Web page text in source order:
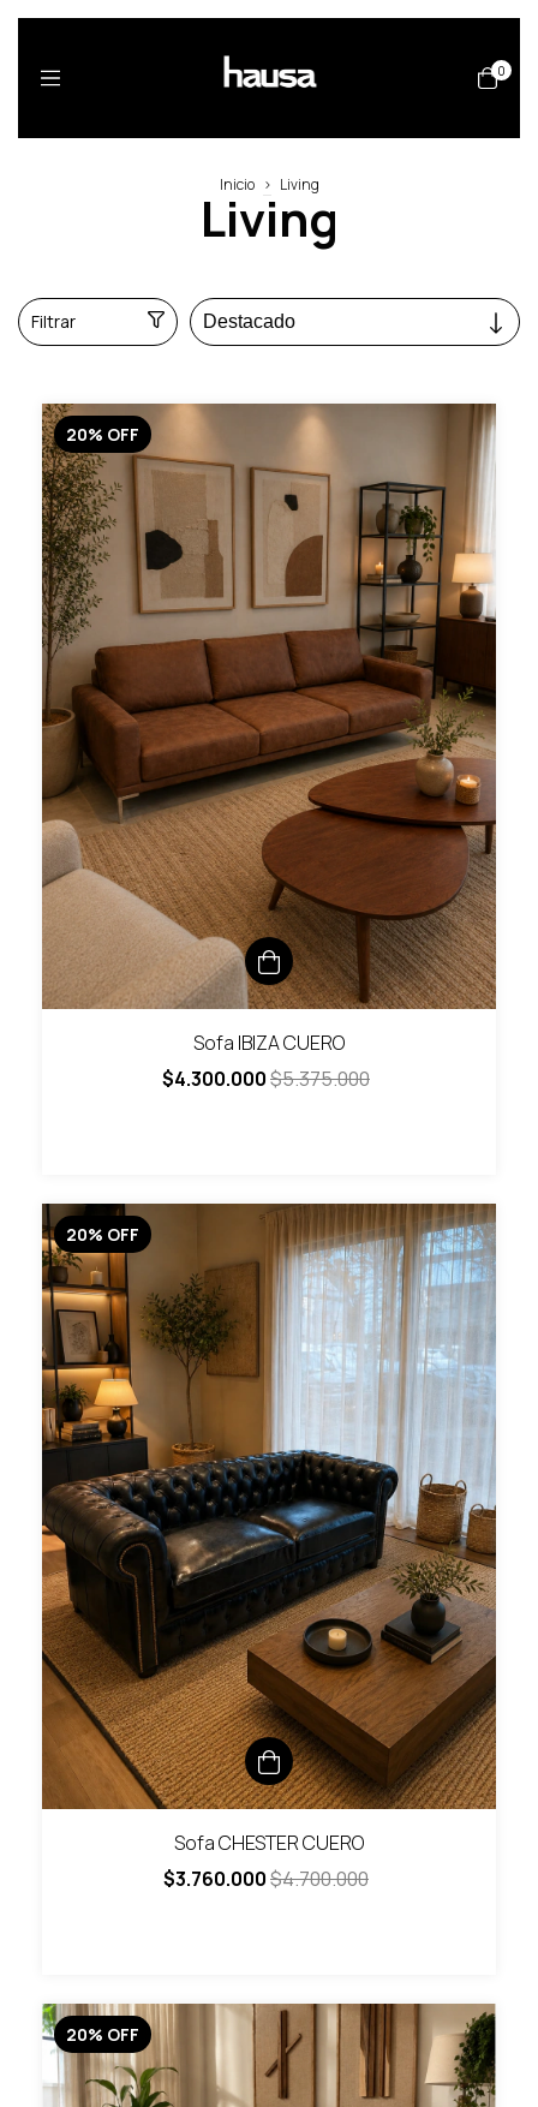
0
Inicio > Living
Living
Filtrar
20% OFF
Sofa IBIZA CUERO
$4.300.000$5.375.000
20% OFF
Sofa CHESTER CUERO
$3.760.000$4.700.000
20% OFF